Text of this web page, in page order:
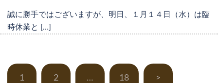
誠に勝手ではございますが、明日、１月１４日（水）は臨
時休業と […]
投
1 2 … 18 >